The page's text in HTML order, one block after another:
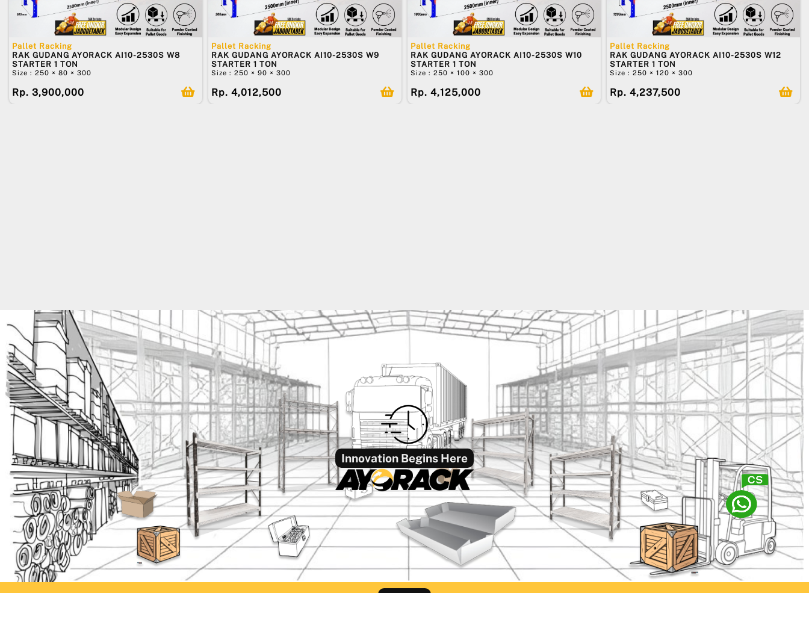
Pallet Racking
RAK GUDANG AYORACK AI10-2530S W8
STARTER 1 TON
Size : 250 × 80 × 300
Rp. 3,900,000
Pallet Racking
RAK GUDANG AYORACK AI10-2530S W9
STARTER 1 TON
Size : 250 × 90 × 300
Rp. 4,012,500
Pallet Racking
RAK GUDANG AYORACK AI10-2530S W10
STARTER 1 TON
Size : 250 × 100 × 300
Rp. 4,125,000
Pallet Racking
RAK GUDANG AYORACK AI10-2530S W12
STARTER 1 TON
Size : 250 × 120 × 300
Rp. 4,237,500
Innovation Begins Here